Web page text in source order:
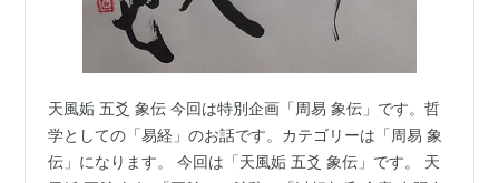
天風姤 五爻 象伝 今回は特別企画「周易 象伝」です。哲
学としての「易経」のお話です。カテゴリーは「周易 象
伝」になります。 今回は「天風姤 五爻 象伝」です。 天